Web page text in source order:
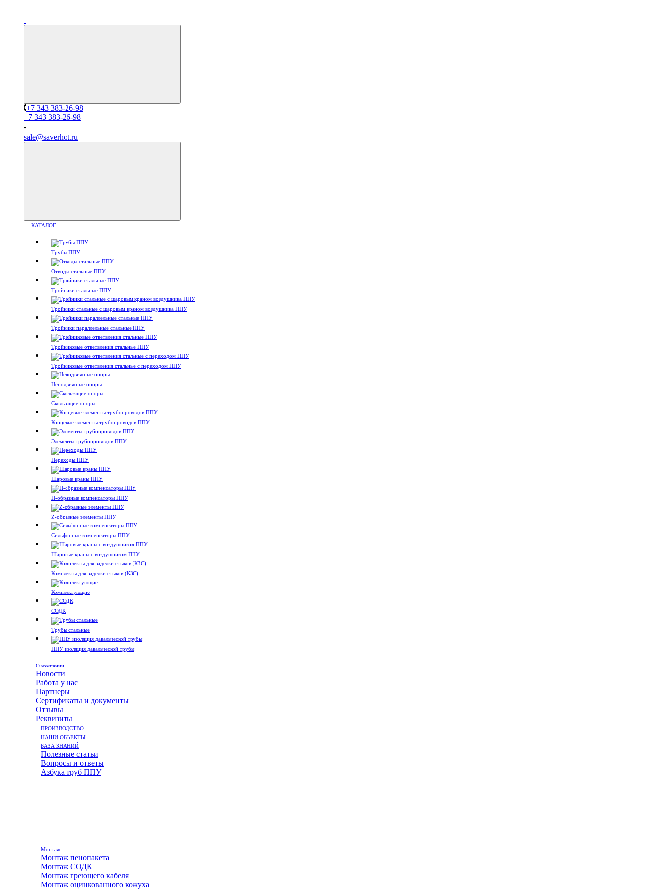
+7 343 383-26-98
+7 343 383-26-98
sale@saverhot.ru
КАТАЛОГ
Трубы ППУ
Отводы стальные ППУ
Тройники стальные ППУ
Тройники стальные с шаровым краном воздушника ППУ
Тройники параллельные стальные ППУ
Тройниковые ответвления стальные ППУ
Тройниковые ответвления стальные с переходом ППУ
Неподвижные опоры
Скользящие опоры
Концевые элементы трубопроводов ППУ
Элементы трубопроводов ППУ
Переходы ППУ
Шаровые краны ППУ
П-образные компенсаторы ППУ
Z-образные элементы ППУ
Сильфонные компенсаторы ППУ
Шаровые краны с воздушником ППУ
Комплекты для заделки стыков (КЗС)
Комплектующие
СОДК
Трубы стальные
ППУ изоляция давальческой трубы
О компании
Новости
Работа у нас
Партнеры
Сертификаты и документы
Отзывы
Реквизиты
ПРОИЗВОДСТВО
НАШИ ОБЪЕКТЫ
БАЗА ЗНАНИЙ
Полезные статьи
Вопросы и ответы
Азбука труб ППУ
Монтаж
Монтаж пенопакета
Монтаж СОДК
Монтаж греющего кабеля
Монтаж оцинкованного кожуха